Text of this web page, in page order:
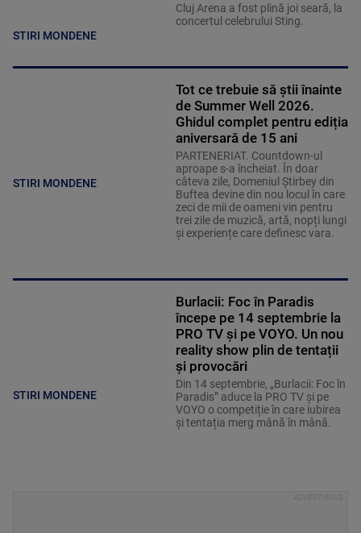
STIRI MONDENE
Cluj Arena a fost plină joi seară, la
concertul celebrului Sting.
STIRI MONDENE
Tot ce trebuie să știi înainte
de Summer Well 2026.
Ghidul complet pentru ediția
aniversară de 15 ani
PARTENERIAT. Countdown-ul
aproape s-a încheiat. În doar
câteva zile, Domeniul Știrbey din
Buftea devine din nou locul în care
zeci de mii de oameni vin pentru
trei zile de muzică, artă, nopți lungi
și experiențe care definesc vara.
STIRI MONDENE
Burlacii: Foc în Paradis
începe pe 14 septembrie la
PRO TV și pe VOYO. Un nou
reality show plin de tentații
și provocări
Din 14 septembrie, „Burlacii: Foc în
Paradis” aduce la PRO TV și pe
VOYO o competiție în care iubirea
și tentația merg mână în mână.